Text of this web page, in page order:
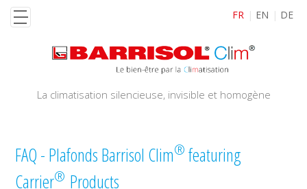
Aller
au
FR EN DE
La climatisation silencieuse, invisible et homogène
FAQ - Plafonds Barrisol Clim®featuring
Carrier® Products